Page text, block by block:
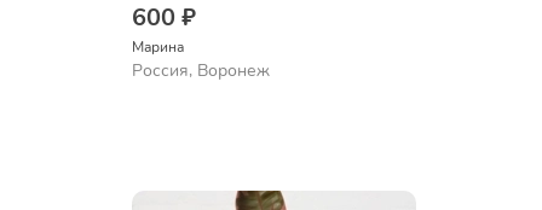
600 ₽
Марина
Россия, Воронеж